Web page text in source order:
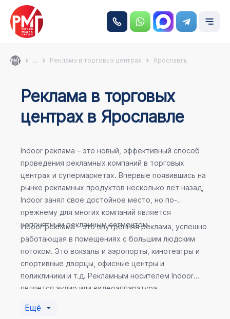
... Реклама в торговых центрах Ярославль
Реклама в торговых
центрах в Ярославле
Indoor реклама – это новый, эффективный способ
проведения рекламных компаний в торговых
центрах и супермаркетах. Впервые появившись на
рынке рекламных продуктов несколько лет назад,
Indoor занял свое достойное место, но по-
прежнему для многих компаний является
непонятным рекламным сегментом.
Indoor реклама – это внутренняя реклама, успешно
работающая в помещениях с большим людским
потоком. Это вокзалы и аэропорты, кинотеатры и
спортивные дворцы, офисные центры и
поликлиники и т.д. Рекламным носителем Indoor
является аудио или видеоаппаратура,
эффективность приносит такой вид рекламы в
Ещё